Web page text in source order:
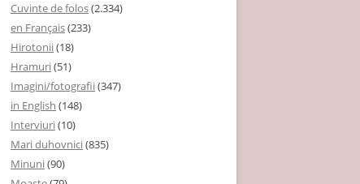
Cuvinte de folos(2.334)
en Français(233)
Hirotonii(18)
Hramuri(51)
Imagini/fotografii(347)
in English (148)
Interviuri(10)
Mari duhovnici(835)
Minuni(90)